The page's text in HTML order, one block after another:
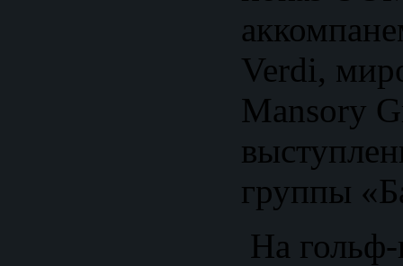
Verdi,
Mansory
группы
На